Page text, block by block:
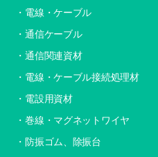
電線・ケーブル
通信ケーブル
通信関連資材
電線・ケーブル接続処理材
電設用資材
巻線・マグネットワイヤ
防振ゴム、除振台